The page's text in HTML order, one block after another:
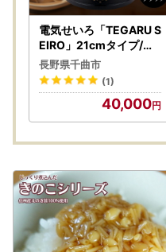
電気せいろ「TEGARU S
EIRO」21cmタイプ/ブ
ラック(EM-215K)｜せ
いろ
長野県千曲市
(1)
40,000